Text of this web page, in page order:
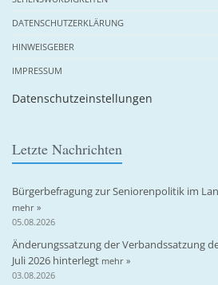
DATENSCHUTZERKLÄRUNG
HINWEISGEBER
IMPRESSUM
Datenschutzeinstellungen
Letzte Nachrichten
Bürgerbefragung zur Seniorenpolitik im
mehr »
05.08.2026
Änderungssatzung der Verbandssatzung
Juli 2026 hinterlegt mehr »
03.08.2026